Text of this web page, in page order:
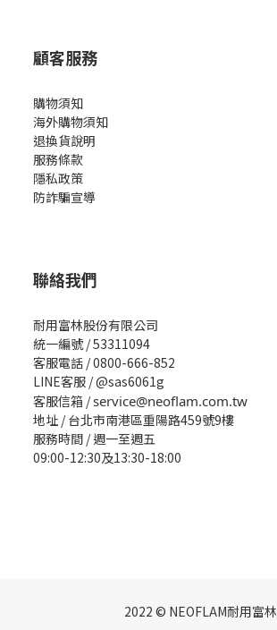
顧客服務
購物須知
海外購物須知
退換貨說明
服務條款
隱私政策
防詐騙宣導
聯絡我們
耐用富林股份有限公司
統一編號 / 53311094
客服電話 / 0800-666-852
LINE客服 / @sas6061g
客服信箱 /service@neoflam.com.tw
地址 / 台北市南港區重陽路459號9樓
服務時間 / 週一至週五
09:00-12:30及13:30-18:00
2022 © NEOFLAM耐用富林